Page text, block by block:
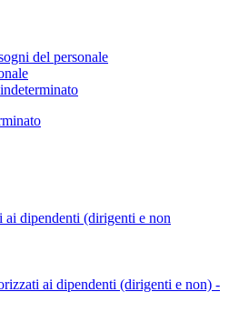
del personale
dipendenti (dirigenti e non
ai dipendenti (dirigenti e non) -